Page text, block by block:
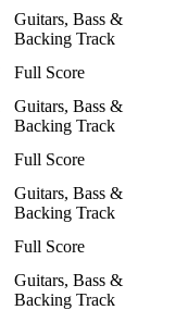
Guitars, Bass &
Backing Track
Full Score
Guitars, Bass &
Backing Track
Full Score
Guitars, Bass &
Backing Track
Full Score
Guitars, Bass &
Backing Track